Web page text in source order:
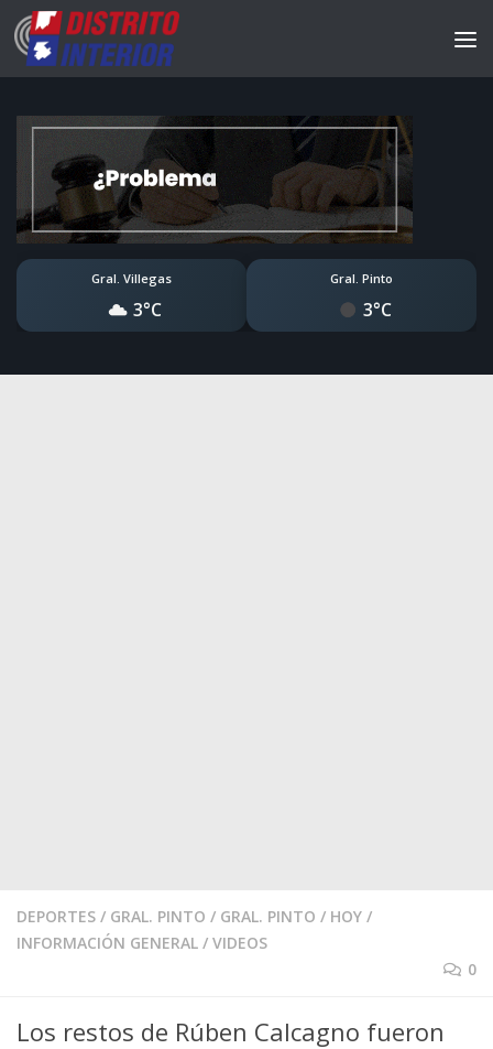
Gral. Villegas
3°C
Gral. Pinto
3°C
DEPORTES / GRAL. PINTO / GRAL. PINTO / HOY /
INFORMACIÓN GENERAL / VIDEOS
0
Los restos de Rúben Calcagno fueron